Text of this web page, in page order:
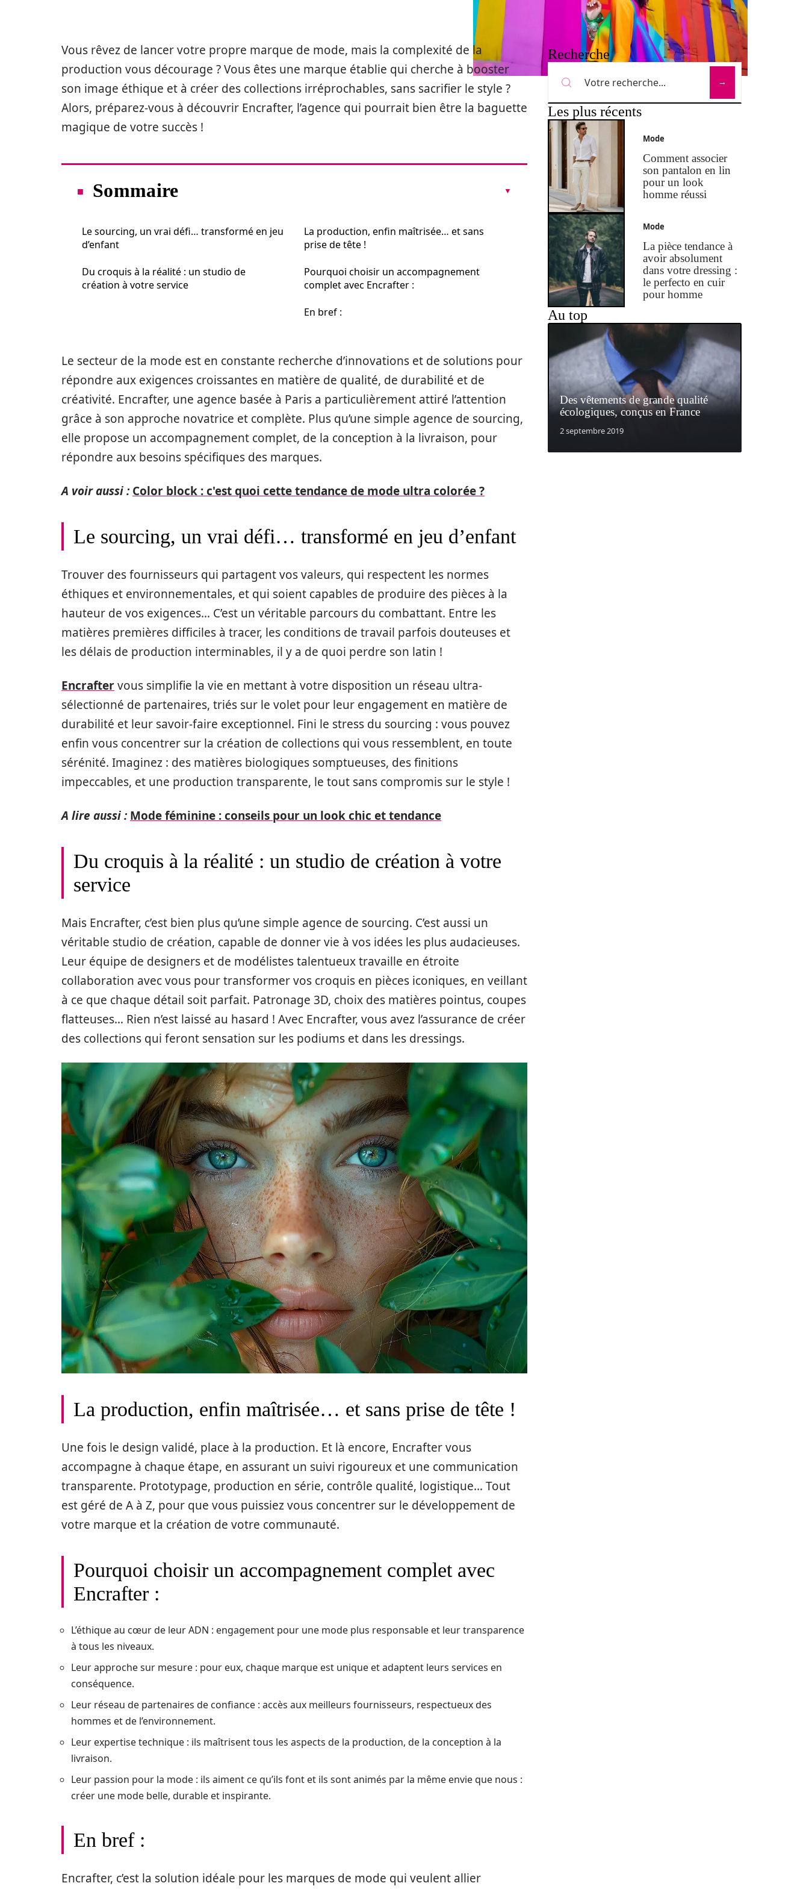
Vous rêvez de lancer votre propre marque de mode, mais la complexité de la
production vous décourage ? Vous êtes une marque établie qui cherche à booster
son image éthique et à créer des collections irréprochables, sans sacrifier le style ?
Alors, préparez-vous à découvrir Encrafter, l’agence qui pourrait bien être la baguette
magique de votre succès !
Sommaire
Le sourcing, un vrai défi… transformé en jeu
d’enfant
Du croquis à la réalité : un studio de
création à votre service
La production, enfin maîtrisée… et sans
prise de tête !
Pourquoi choisir un accompagnement
complet avec Encrafter :
En bref :
Le secteur de la mode est en constante recherche d’innovations et de solutions pour
répondre aux exigences croissantes en matière de qualité, de durabilité et de
créativité. Encrafter, une agence basée à Paris a particulièrement attiré l’attention
grâce à son approche novatrice et complète. Plus qu’une simple agence de sourcing,
elle propose un accompagnement complet, de la conception à la livraison, pour
répondre aux besoins spécifiques des marques.
A voir aussi : Color block : c'est quoi cette tendance de mode ultra colorée ?
Le sourcing, un vrai défi… transformé en jeu d’enfant
Trouver des fournisseurs qui partagent vos valeurs, qui respectent les normes
éthiques et environnementales, et qui soient capables de produire des pièces à la
hauteur de vos exigences… C’est un véritable parcours du combattant. Entre les
matières premières difficiles à tracer, les conditions de travail parfois douteuses et
les délais de production interminables, il y a de quoi perdre son latin !
Encraftervous simplifie la vie en mettant à votre disposition un réseau ultra-
sélectionné de partenaires, triés sur le volet pour leur engagement en matière de
durabilité et leur savoir-faire exceptionnel. Fini le stress du sourcing : vous pouvez
enfin vous concentrer sur la création de collections qui vous ressemblent, en toute
sérénité. Imaginez : des matières biologiques somptueuses, des finitions
impeccables, et une production transparente, le tout sans compromis sur le style !
A lire aussi : Mode féminine : conseils pour un look chic et tendance
Du croquis à la réalité : un studio de création à votre
service
Mais Encrafter, c’est bien plus qu’une simple agence de sourcing. C’est aussi un
véritable studio de création, capable de donner vie à vos idées les plus audacieuses.
Leur équipe de designers et de modélistes talentueux travaille en étroite
collaboration avec vous pour transformer vos croquis en pièces iconiques, en veillant
à ce que chaque détail soit parfait. Patronage 3D, choix des matières pointus, coupes
flatteuses… Rien n’est laissé au hasard ! Avec Encrafter, vous avez l’assurance de créer
des collections qui feront sensation sur les podiums et dans les dressings.
La production, enfin maîtrisée… et sans prise de tête !
Une fois le design validé, place à la production. Et là encore, Encrafter vous
accompagne à chaque étape, en assurant un suivi rigoureux et une communication
transparente. Prototypage, production en série, contrôle qualité, logistique… Tout
est géré de A à Z, pour que vous puissiez vous concentrer sur le développement de
votre marque et la création de votre communauté.
Pourquoi choisir un accompagnement complet avec
Encrafter :
L’éthique au cœur de leur ADN : engagement pour une mode plus responsable et leur transparence
à tous les niveaux.
Leur approche sur mesure : pour eux, chaque marque est unique et adaptent leurs services en
conséquence.
Leur réseau de partenaires de confiance : accès aux meilleurs fournisseurs, respectueux des
hommes et de l’environnement.
Leur expertise technique : ils maîtrisent tous les aspects de la production, de la conception à la
livraison.
Leur passion pour la mode : ils aiment ce qu’ils font et ils sont animés par la même envie que nous :
créer une mode belle, durable et inspirante.
En bref :
Encrafter, c’est la solution idéale pour les marques de mode qui veulent allier
Recherche
Les plus récents
Mode
Comment associer
son pantalon en lin
pour un look
homme réussi
Mode
La pièce tendance à
avoir absolument
dans votre dressing :
le perfecto en cuir
pour homme
Au top
Des vêtements de grande qualité
écologiques, conçus en France
2 septembre 2019